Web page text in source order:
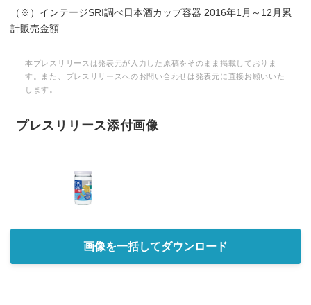
（※）インテージSRI調べ日本酒カップ容器 2016年1月～12月累
計販売金額
本プレスリリースは発表元が入力した原稿をそのまま掲載しておりま
す。また、プレスリリースへのお問い合わせは発表元に直接お願いいた
します。
プレスリリース添付画像
画像を一括してダウンロード